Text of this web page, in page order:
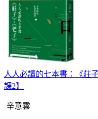
人人必讀的七本書：《莊
課2】
辛意雲